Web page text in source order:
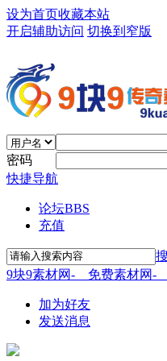
设为首页收藏本站
开启辅助访问 切换到窄版
密码
快捷导航
论坛BBS
充值
9块9素材网-＿免费素材网-
加为好友
发送消息